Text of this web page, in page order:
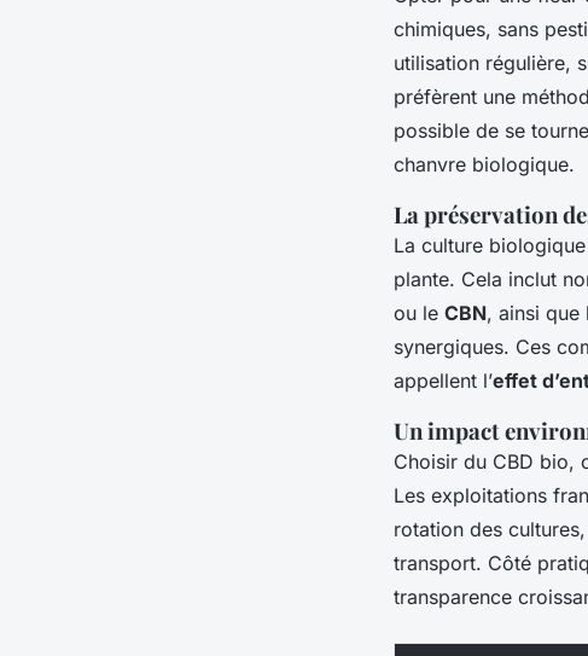
chimiques, sans
utilisation régulière,
préfèrent une
possible de se
chanvre biologique.
La préservation
La culture
plante. Cela inclut
ou le CBN, ainsi que
synergiques. Ces
appellent l’effet
Un impact
Choisir du CBD bio,
Les exploitations
rotation des
transport. Côté
transparence